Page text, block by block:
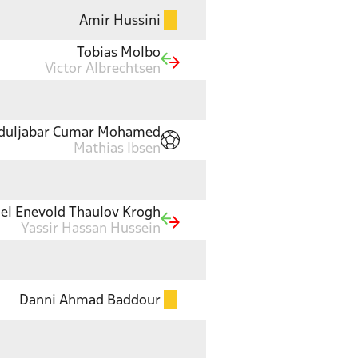
Amir Hussini
Tobias Molbo
Victor Albrechtsen
Cumar Mohamed
Mathias Ibsen
Enevold Thaulov Krogh
Yassir Hassan Hussein
Danni Ahmad Baddour